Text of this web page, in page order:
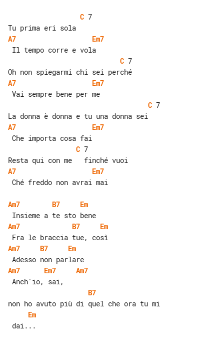
C 7
A7
Em7
C 7
A7
Em7
C 7
A7
Em7
C 7
A7
Em7
Am7 B7
Em
Am7
B7
Em
Am7
B7
Em
Am7
Em7
Am7
B7
Em